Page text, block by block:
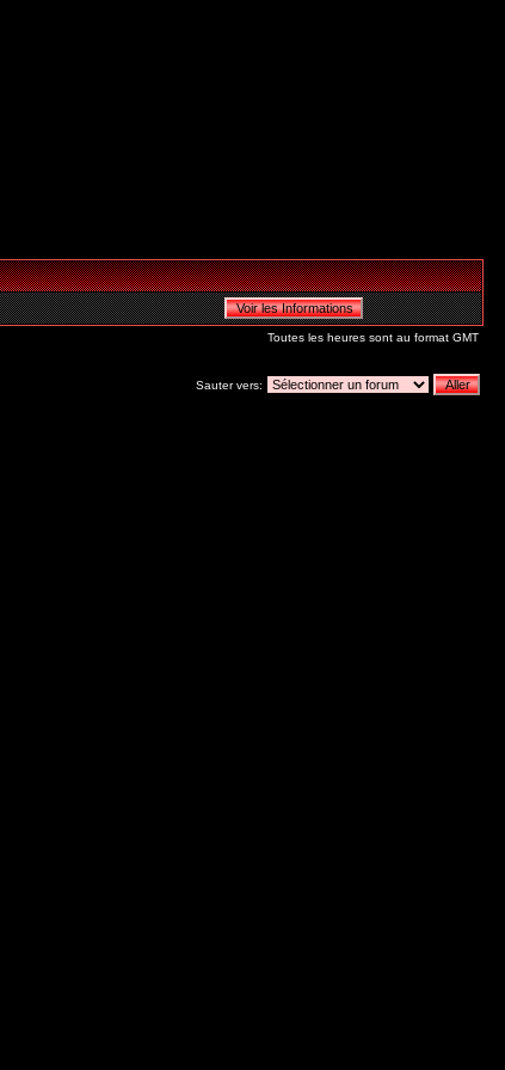
Toutes les heures sont au format GMT
Sauter vers: